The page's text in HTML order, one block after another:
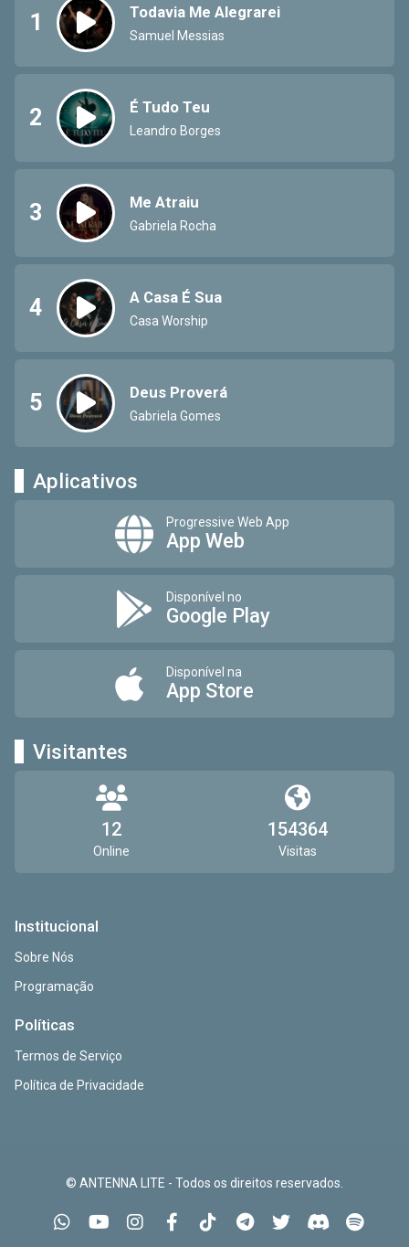
1 Todavia Me Alegrarei
Samuel Messias
2 É Tudo Teu
Leandro Borges
3 Me Atraiu
Gabriela Rocha
4 A Casa É Sua
Casa Worship
5 Deus Proverá
Gabriela Gomes
Aplicativos
Progressive Web App
App Web
Disponível no
Google Play
Disponível na
App Store
Visitantes
12
Online
154364
Visitas
Institucional
Sobre Nós
Programação
Políticas
Termos de Serviço
Política de Privacidade
© ANTENNA LITE - Todos os direitos reservados.